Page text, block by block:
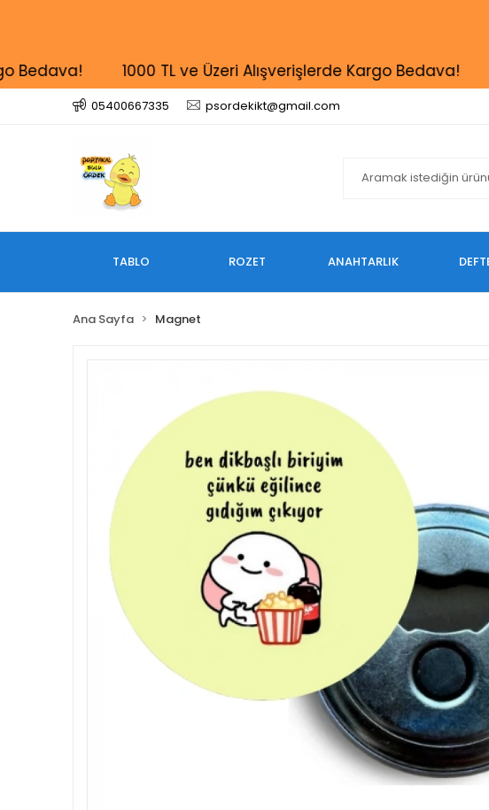
1000 TL ve Üzeri Alışverişlerde Kargo Bedava!
05400667335 psordekikt@gmail.com
TABLO ROZET ANAHTARLIK
Ana Sayfa Magnet